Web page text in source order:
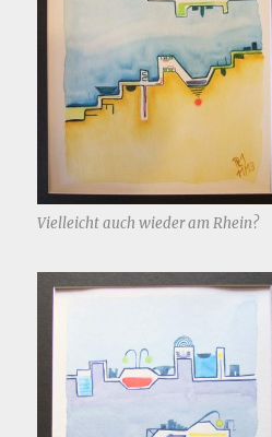
Vielleicht auch wieder am Rhein?